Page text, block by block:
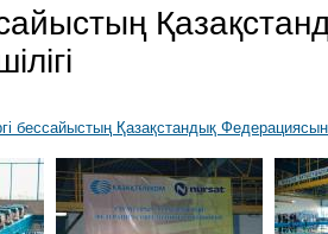
бессайыстың Қазақстандық